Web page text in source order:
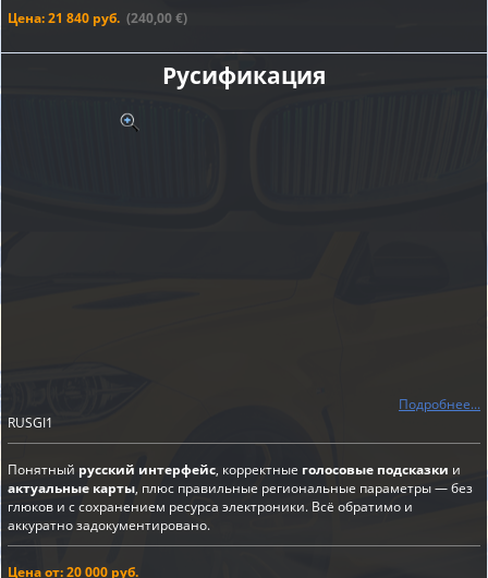
Цена: 21 840 руб. (240,00 €)
Русификация
Подробнее...
RUSGI1
Понятный русский интерфейс, корректные голосовые подсказки и
актуальные карты, плюс правильные региональные параметры — без
глюков и с сохранением ресурса электроники. Всё обратимо и
аккуратно задокументировано.
Цена от: 20 000 руб.